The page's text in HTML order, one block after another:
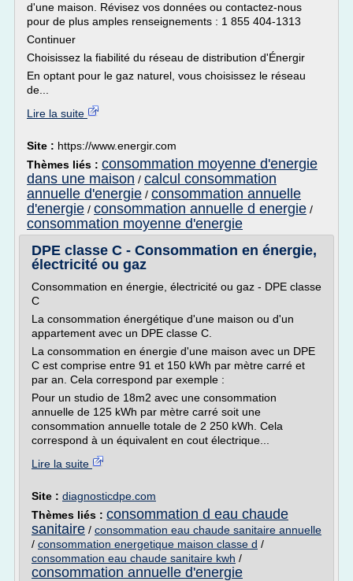
d'une maison. Révisez vos données ou contactez-nous
pour de plus amples renseignements : 1 855 404-1313
Continuer
Choisissez la fiabilité du réseau de distribution d'Énergir
En optant pour le gaz naturel, vous choisissez le réseau
de...
Lire la suite
Site : https://www.energir.com
Thèmes liés : consommation moyenne d'energie
dans une maison / calcul consommation
annuelle d'energie / consommation annuelle
d'energie / consommation annuelle d energie /
consommation moyenne d'energie
DPE classe C - Consommation en énergie,
électricité ou gaz
Consommation en énergie, électricité ou gaz - DPE classe
C
La consommation énergétique d'une maison ou d'un
appartement avec un DPE classe C.
La consommation en énergie d'une maison avec un DPE
C est comprise entre 91 et 150 kWh par mètre carré et
par an. Cela correspond par exemple :
Pour un studio de 18m2 avec une consommation
annuelle de 125 kWh par mètre carré soit une
consommation annuelle totale de 2 250 kWh. Cela
correspond à un équivalent en cout électrique...
Lire la suite
Site : diagnosticdpe.com
Thèmes liés : consommation d eau chaude
sanitaire / consommation eau chaude sanitaire annuelle
/ consommation energetique maison classe d /
consommation eau chaude sanitaire kwh /
consommation annuelle d'energie